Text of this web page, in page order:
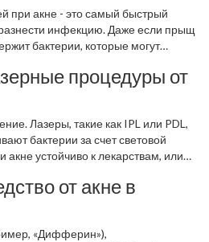
при акне - это самый быстрый
инфекцию. Даже если прыщ
бактерии, которые могут
прыщ очень болезненный -
безопасную инъекцию
процедуры от
Лазеры, такие как IPL или PDL,
бактерии за счет световой
устойчиво к лекарствам, или
После лазера без
возвращаются. Лазер - это
от акне в
«Дифферин»),